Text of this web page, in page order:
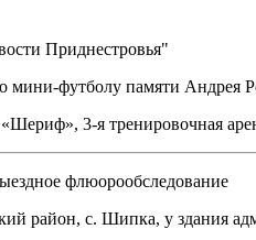
Приднестровья"
мини-футболу памяти
3-я тренировочная
флюорообследование
район, с. Шипка, у здания